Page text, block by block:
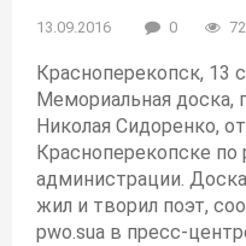
13.09.2016 0
Красноперекопск, 13
Мемориальная доска,
Николая Сидоренко,
Красноперекопске
администрации.
жил и творил поэт,
pwo.suа в пресс-